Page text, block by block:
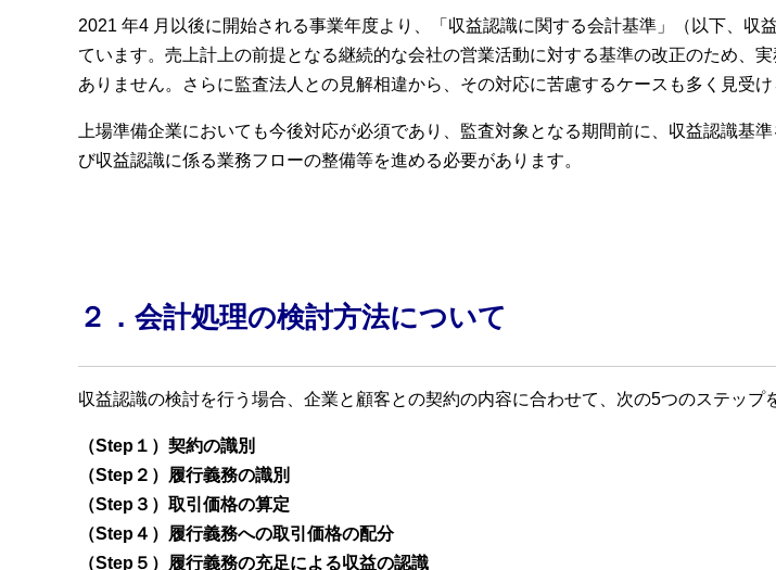
2021 年4 月以後に開始される事業年度より、「収益認識に関する会計基準」（以下、収
ています。売上計上の前提となる継続的な会社の営業活動に対する基準の改正のため、
ありません。さらに監査法人との見解相違から、その対応に苦慮するケースも多く見受け
上場準備企業においても今後対応が必須であり、監査対象となる期間前に、収益認識基
び収益認識に係る業務フローの整備等を進める必要があります。
２．会計処理の検討方法について
収益認識の検討を行う場合、企業と顧客との契約の内容に合わせて、次の5つのステップ
（Step１）契約の識別
（Step２）履行義務の識別
（Step３）取引価格の算定
（Step４）履行義務への取引価格の配分
（Step５）履行義務の充足による収益の認識